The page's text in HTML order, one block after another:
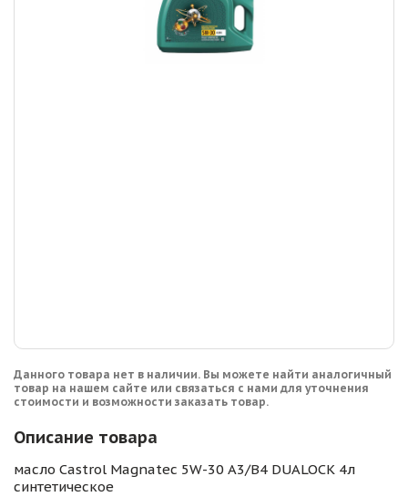
Данного товара нет в наличии. Вы можете найти аналогичный
товар на нашем сайте или связаться с нами для уточнения
стоимости и возможности заказать товар.
Описание товара
масло Castrol Magnatec 5W-30 A3/В4 DUALOCK 4л
синтетическое